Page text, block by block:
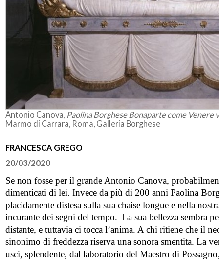
Antonio Canova, Paolina Borghese Bonaparte come Venere
Marmo di Carrara, Roma, Galleria Borghese
FRANCESCA GREGO
20/03/2020
Se non fosse per il grande Antonio Canova,
dimenticati di lei. Invece da più di 200 anni Paolina
placidamente distesa sulla sua chaise longue e nella
incurante dei segni del tempo. La sua bellezza sembra
distante, e tuttavia ci tocca l’anima. A chi ritiene che il
sinonimo di freddezza riserva una sonora smentita. La
uscì, splendente, dal laboratorio del Maestro di